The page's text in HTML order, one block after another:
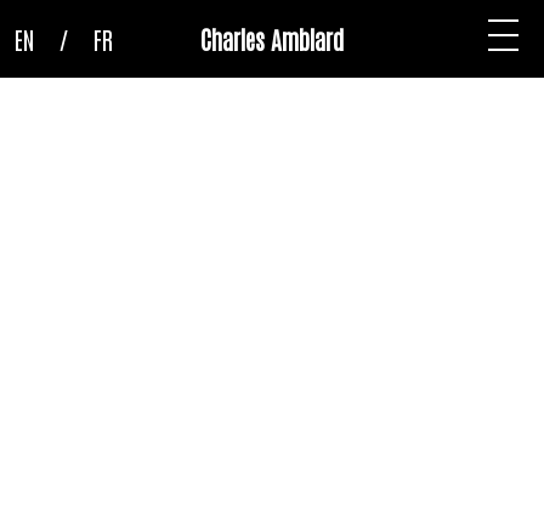
Charles Amblard
EN / FR